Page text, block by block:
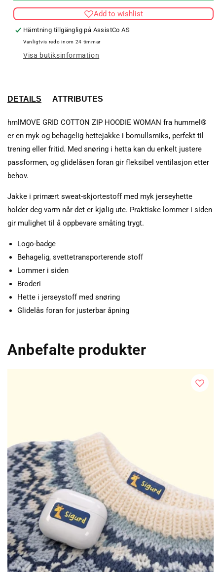
ZIP
HOODIE
WOMAN
COT.
Add to wishlist
Hämtning tillgänglig på AssistCo AS
Vanligtvis redo inom 24 timmar
Visa butiksinformation
DETAILS ATTRIBUTES
hmlMOVE GRID COTTON ZIP HOODIE WOMAN fra hummel®
er en myk og behagelig hettejakke i bomullsmiks, perfekt til
trening eller fritid. Med snøring i hetta kan du enkelt justere
passformen, og glidelåsen foran gir fleksibel ventilasjon etter
behov.
Jakke i primært sweat-skjortestoff med myk jerseyhette
holder deg varm når det er kjølig ute. Praktiske lommer i siden
gir mulighet til å oppbevare småting trygt.
Logo-badge
Behagelig, svettetransporterende stoff
Lommer i siden
Broderi
Hette i jerseystoff med snøring
Glidelås foran for justerbar åpning
Anbefalte produkter